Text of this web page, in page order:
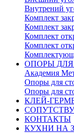
Внутрений
Комплект
Комплект
Комплект
Комплект
ОПОРЫ ДЛЯ
Академия
Опоры для
Опоры для
КЛЕЙ-
КОНТАКТЫ
КУХНИ НА